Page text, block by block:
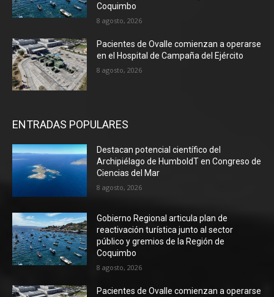
Coquimbo
8 agosto, 2026
Pacientes de Ovalle comienzan a operarse
en el Hospital de Campaña del Ejército
8 agosto, 2026
ENTRADAS POPULARES
Destacan potencial científico del
Archipiélago de HumboldT en Congreso de
Ciencias del Mar
8 agosto, 2026
Gobierno Regional articula plan de
reactivación turística junto al sector
público y gremios de la Región de
Coquimbo
8 agosto, 2026
Pacientes de Ovalle comienzan a operarse